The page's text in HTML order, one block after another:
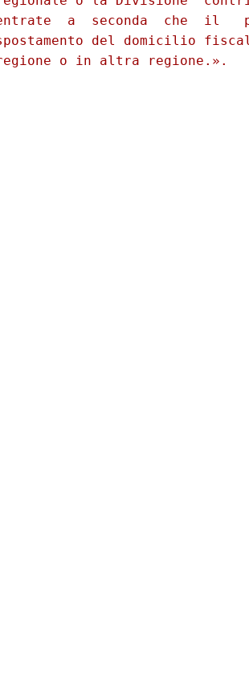
a  seconda  che  il
del domicilio